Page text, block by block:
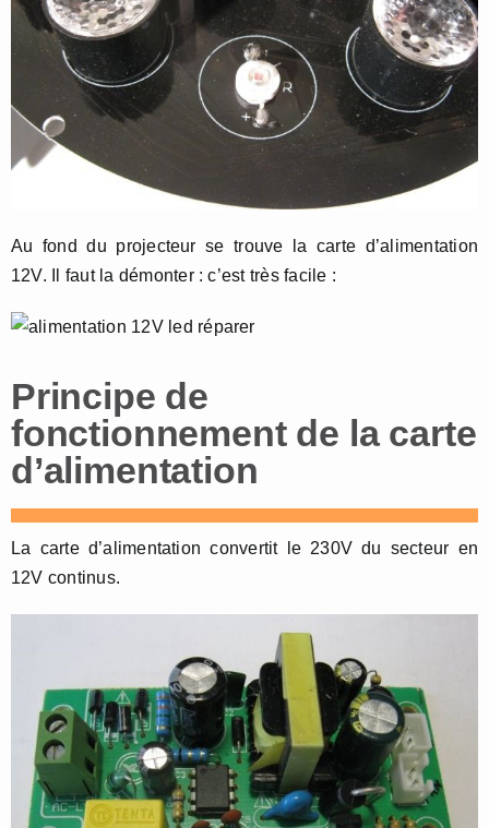
Au fond du projecteur se trouve la carte d’alimentation
12V. Il faut la démonter : c’est très facile :
Principe de
fonctionnement de la carte
d’alimentation
La carte d’alimentation convertit le 230V du secteur en
12V continus.